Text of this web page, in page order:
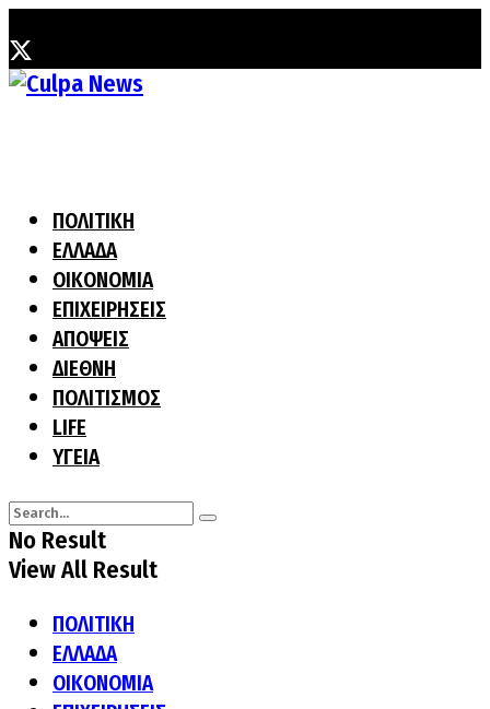
ΠΟΛΙΤΙΚΗ
ΕΛΛΑΔΑ
ΟΙΚΟΝΟΜΙΑ
ΕΠΙΧΕΙΡΗΣΕΙΣ
ΑΠΟΨΕΙΣ
ΔΙΕΘΝΗ
ΠΟΛΙΤΙΣΜΟΣ
LIFE
ΥΓΕΙΑ
No Result
View All Result
ΠΟΛΙΤΙΚΗ
ΕΛΛΑΔΑ
ΟΙΚΟΝΟΜΙΑ